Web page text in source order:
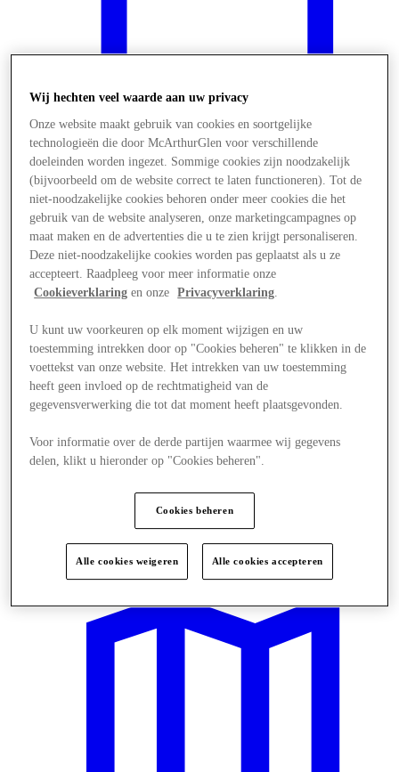
Winkels
Wij hechten veel waarde aan uw privacy
Onze website maakt gebruik van cookies en soortgelijke
technologieën die door McArthurGlen voor verschillende
doeleinden worden ingezet. Sommige cookies zijn noodzakelijk
(bijvoorbeeld om de website correct te laten functioneren). Tot de
niet-noodzakelijke cookies behoren onder meer cookies die het
gebruik van de website analyseren, onze marketingcampagnes op
maat maken en de advertenties die u te zien krijgt personaliseren.
Deze niet-noodzakelijke cookies worden pas geplaatst als u ze
accepteert. Raadpleeg voor meer informatie onze
Cookieverklaring en onze Privacyverklaring.
U kunt uw voorkeuren op elk moment wijzigen en uw
toestemming intrekken door op "Cookies beheren" te klikken in de
voettekst van onze website. Het intrekken van uw toestemming
heeft geen invloed op de rechtmatigheid van de
gegevensverwerking die tot dat moment heeft plaatsgevonden.
Voor informatie over de derde partijen waarmee wij gegevens
delen, klikt u hieronder op "Cookies beheren".
Cookies beheren
Alle cookies weigeren Alle cookies accepteren